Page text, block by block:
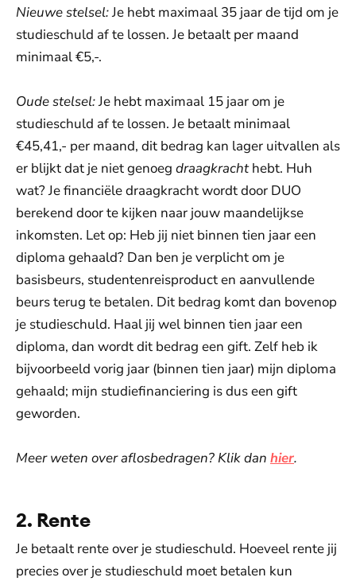
Nieuwe stelsel:Je hebt maximaal 35 jaar de tijd om je
studieschuld af te lossen. Je betaalt per maand
minimaal €5,-.
Oude stelsel:Je hebt maximaal 15 jaar om je
studieschuld af te lossen. Je betaalt minimaal
€45,41,- per maand, dit bedrag kan lager uitvallen als
er blijkt dat je niet genoeg draagkrachthebt. Huh
wat? Je financiële draagkracht wordt door DUO
berekend door te kijken naar jouw maandelijkse
inkomsten. Let op: Heb jij niet binnen tien jaar een
diploma gehaald? Dan ben je verplicht om je
basisbeurs, studentenreisproduct en aanvullende
beurs terug te betalen. Dit bedrag komt dan bovenop
je studieschuld. Haal jij wel binnen tien jaar een
diploma, dan wordt dit bedrag een gift. Zelf heb ik
bijvoorbeeld vorig jaar (binnen tien jaar) mijn diploma
gehaald; mijn studiefinanciering is dus een gift
geworden.
Meer weten over aflosbedragen? Klik dan hier.
2. Rente
Je betaalt rente over je studieschuld. Hoeveel rente jij
precies over je studieschuld moet betalen kun